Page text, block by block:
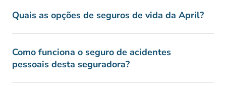
Quais as opções de seguros de vida da April?
Como funciona o seguro de acidentes
pessoais desta seguradora?